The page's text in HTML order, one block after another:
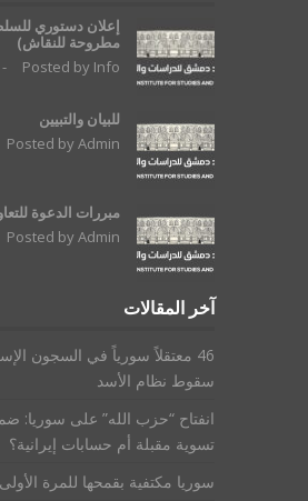
إعلان دستوري
مطروحة للنقاش)
Posted by Info
-
للبيان والتبيين
Posted byAdmin
مبررات الدعوة
Posted byAdmin
آخر المقالات
46 معتقلاً سورياً في السجون
سقوط نظام الأسد
انفتاح “حزب الله” على سوريا:
تسوية مقبلة أم حسابات إيرانية؟
سوريا مكتفية بقمحها للمرة